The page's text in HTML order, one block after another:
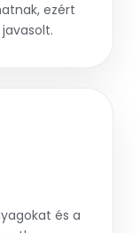
ezért
és a